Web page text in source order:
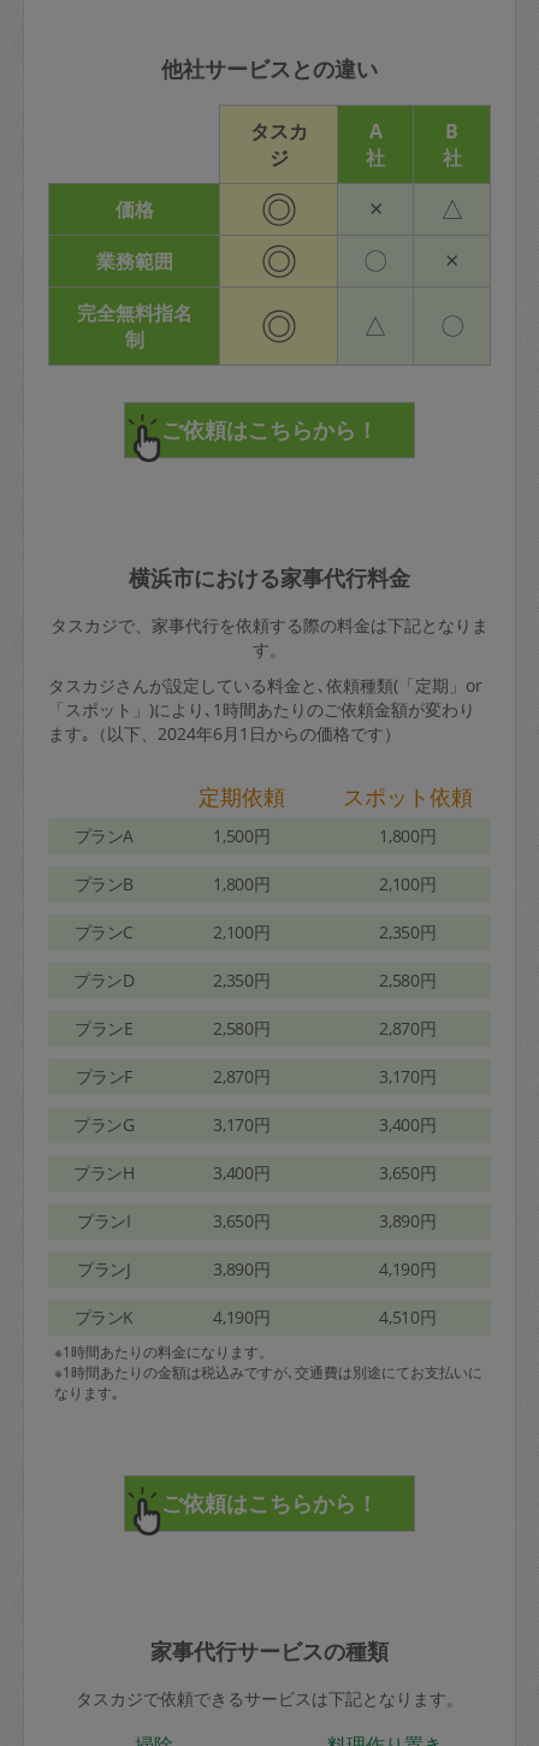
他社サービスとの違い
タスカ
ジ
A
社
B
社
価格
◎ × △
業務範囲 ◎ 〇 ×
完全無料指名
制
◎ △ 〇
横浜市における家事代行料金
タスカジで、家事代行を依頼する際の料金は下記となりま
す。
タスカジさんが設定している料金と､依頼種類(「定期」or
「スポット」)により､1時間あたりのご依頼金額が変わり
ます｡（以下、2024年6月1日からの価格です）
定期依頼 スポット依頼
プランA 1,500円 1,800円
プランB 1,800円 2,100円
プランC 2,100円 2,350円
プランD 2,350円 2,580円
プランE 2,580円 2,870円
プランF 2,870円 3,170円
プランG 3,170円 3,400円
プランH 3,400円 3,650円
プランI 3,650円 3,890円
プランJ 3,890円 4,190円
プランK 4,190円 4,510円
※1時間あたりの料金になります。
※1時間あたりの金額は税込みですが､交通費は別途にてお支払いに
なります｡
家事代行サービスの種類
タスカジで依頼できるサービスは下記となります。